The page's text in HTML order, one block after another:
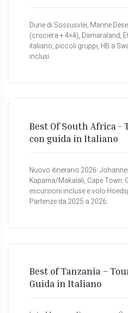
Dune di Sossusvlei, Marine
(crociera + 4×4), Damaraland,
italiano, piccoli gruppi, HB a
inclusi.
Best Of South Africa -
con guida in Italiano
Nuovo itinerario 2026:
Kapama/Makalali, Cape Town.
escursioni incluse e volo
Partenze da 2025 a 2026.
Best of Tanzania –
Guida in Italiano